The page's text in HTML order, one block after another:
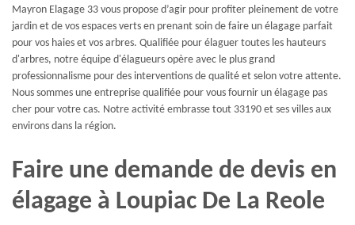
Mayron Elagage 33 vous propose d’agir pour profiter pleinement de votre
jardin et de vos espaces verts en prenant soin de faire un élagage parfait
pour vos haies et vos arbres. Qualifiée pour élaguer toutes les hauteurs
d'arbres, notre équipe d'élagueurs opère avec le plus grand
professionnalisme pour des interventions de qualité et selon votre attente.
Nous sommes une entreprise qualifiée pour vous fournir un élagage pas
cher pour votre cas. Notre activité embrasse tout 33190 et ses villes aux
environs dans la région.
Faire une demande de devis en
élagage à Loupiac De La Reole